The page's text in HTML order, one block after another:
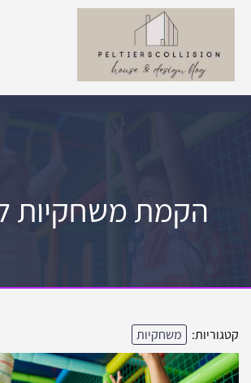
הקמת משחקיות
קטגוריות: משחקיות